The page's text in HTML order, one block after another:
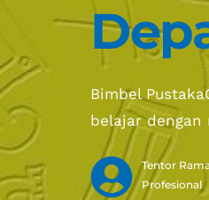
Bimbel
belajar dengan
Tentor
Profesional